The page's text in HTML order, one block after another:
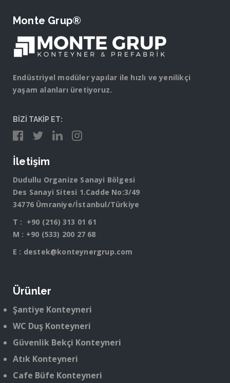
Monte Grup®
Endüstriyel modüler yapılar ile hızlı ve yenilikçi
yaşam alanları üretiyoruz.
BİZİ TAKİP ET:
İletişim
Dudullu Organize Sanayi Bölgesi
Des Sanayi Sitesi 1.Cadde No:3/49
34776 Ümraniye/İstanbul/Türkiye
T : +90 (216) 313 01 61
M : +90 (533) 200 27 68
E : destek@konteynergrup.com
Ürünler
Şantiye Konteyneri
WC Duş Konteyneri
Güvenlik Bekçi Konteyneri
Atık Konteyneri
Cafe Büfe Konteyneri